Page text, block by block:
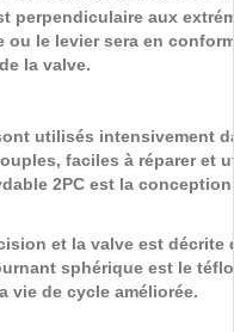
perpendiculaire aux
ou le levier sera en
la valve.
utilisés intensivement
faciles à réparer et
2PC est la
et la valve est décrite
sphérique est le
vie de cycle améliorée.